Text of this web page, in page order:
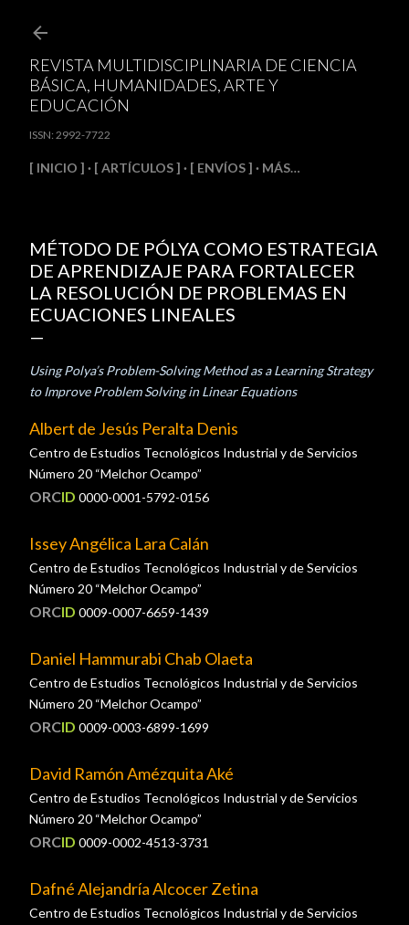
REVISTA MULTIDISCIPLINARIA DE CIENCIA
BÁSICA, HUMANIDADES, ARTE Y
EDUCACIÓN
ISSN: 2992-7722
[ INICIO ] [ ARTÍCULOS ] [ ENVÍOS ] MÁS…
MÉTODO DE PÓLYA COMO ESTRATEGIA
DE APRENDIZAJE PARA FORTALECER
LA RESOLUCIÓN DE PROBLEMAS EN
ECUACIONES LINEALES
Using Polya’s Problem-Solving Method as a Learning Strategy
to Improve Problem Solving in Linear Equations
Albert de Jesús Peralta Denis
Centro de Estudios Tecnológicos Industrial y de Servicios
Número 20 “Melchor Ocampo”
ORCID 0000-0001-5792-0156
Issey Angélica Lara Calán
Centro de Estudios Tecnológicos Industrial y de Servicios
Número 20 “Melchor Ocampo”
ORCID 0009-0007-6659-1439
Daniel Hammurabi Chab Olaeta
Centro de Estudios Tecnológicos Industrial y de Servicios
Número 20 “Melchor Ocampo”
ORCID 0009-0003-6899-1699
David Ramón Amézquita Aké
Centro de Estudios Tecnológicos Industrial y de Servicios
Número 20 “Melchor Ocampo”
ORCID 0009-0002-4513-3731
Dafné Alejandría Alcocer Zetina
Centro de Estudios Tecnológicos Industrial y de Servicios